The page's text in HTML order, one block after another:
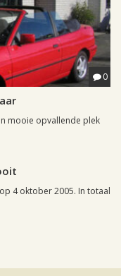
0
mooie opvallende plek
4 oktober 2005. In totaal